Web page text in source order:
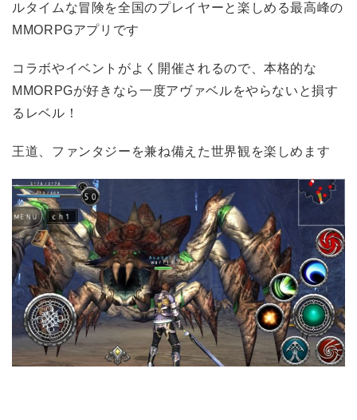
ルタイムな冒険を全国のプレイヤーと楽しめる最高峰の
MMORPGアプリです
コラボやイベントがよく開催されるので、本格的な
MMORPGが好きなら一度アヴァベルをやらないと損す
るレベル！
王道、ファンタジーを兼ね備えた世界観を楽しめます